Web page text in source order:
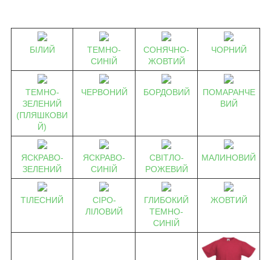
БІЛИЙ
ТЕМНО-
СИНІЙ
СОНЯЧНО-
ЖОВТИЙ
ЧОРНИЙ
ТЕМНО-
ЗЕЛЕНИЙ
(ПЛЯШКОВИ
Й)
ЧЕРВОНИЙ БОРДОВИЙ
ПОМАРАНЧЕ
ВИЙ
ЯСКРАВО-
ЗЕЛЕНИЙ
ЯСКРАВО-
СИНІЙ
СВІТЛО-
РОЖЕВИЙ
МАЛИНОВИЙ
ТІЛЕСНИЙ
СІРО-
ЛІЛОВИЙ
ГЛИБОКИЙ
ТЕМНО-
СИНІЙ
ЖОВТИЙ